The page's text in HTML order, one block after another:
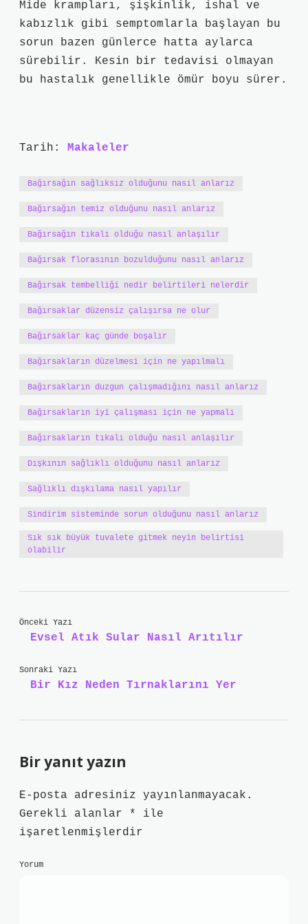
Mide krampları, şişkinlik, ishal ve
kabızlık gibi semptomlarla başlayan bu
sorun bazen günlerce hatta aylarca
sürebilir. Kesin bir tedavisi olmayan
bu hastalık genellikle ömür boyu sürer.
Tarih: Makaleler
Bağırsağın sağlıksız olduğunu nasıl anlarız
Bağırsağın temiz olduğunu nasıl anlarız
Bağırsağın tıkalı olduğu nasıl anlaşılır
Bağırsak florasının bozulduğunu nasıl anlarız
Bağırsak tembelliği nedir belirtileri nelerdir
Bağırsaklar düzensiz çalışırsa ne olur
Bağırsaklar kaç günde boşalır
Bağırsakların düzelmesi için ne yapılmalı
Bağırsakların duzgun çalışmadığını nasıl anlarız
Bağırsakların iyi çalışması için ne yapmalı
Bağırsakların tıkalı olduğu nasıl anlaşılır
Dışkının sağlıklı olduğunu nasıl anlarız
Sağlıklı dışkılama nasıl yapılır
Sindirim sisteminde sorun olduğunu nasıl anlarız
Sık sık büyük tuvalete gitmek neyin belirtisi
olabilir
Önceki Yazı
Evsel Atık Sular Nasıl Arıtılır
Sonraki Yazı
Bir Kız Neden Tırnaklarını Yer
Bir yanıt yazın
E-posta adresiniz yayınlanmayacak.
Gerekli alanlar
*
ile
işaretlenmişlerdir
Yorum